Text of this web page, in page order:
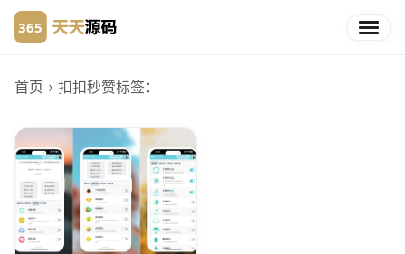
首页 › 扣扣秒赞标签：